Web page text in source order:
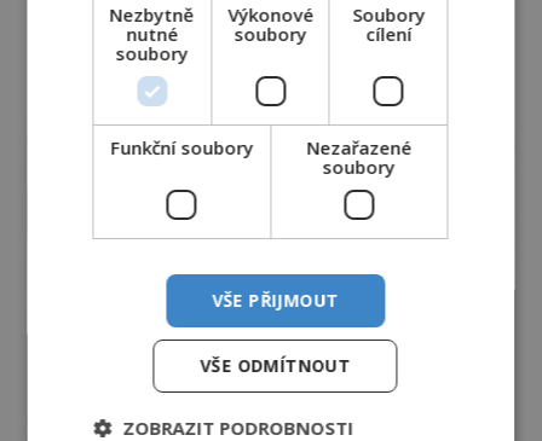
reklama
Nezbytně
nutné
soubory
Výkonové
soubory
Soubory
cílení
Funkční soubory
Nezařazené
soubory
VŠE PŘIJMOUT
VŠE ODMÍTNOUT
ZOBRAZIT PODROBNOSTI